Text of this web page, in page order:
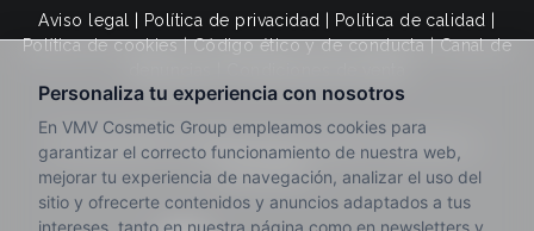
Aviso legal Política de privacidad Política de calidad
Política de cookies|Código ético y de conducta|Canal de
© 2025 VMV Cosmetic Group. Todos los derechos
reservados.